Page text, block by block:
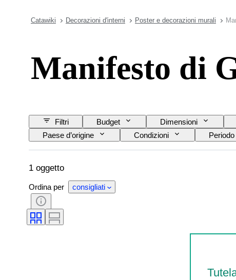
Catawiki Decorazioni d'interni Poster e decorazioni murali
Manifesto di
Filtri Budget Dimensioni
Paese d’origine
Condizioni Periodo
1 oggetto
Ordina per consigliati